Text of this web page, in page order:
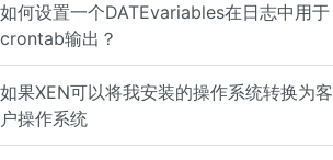
如何设置一个DATEvariables在日志中用于
crontab输出？
如果XEN可以将我安装的操作系统转换为客
户操作系统